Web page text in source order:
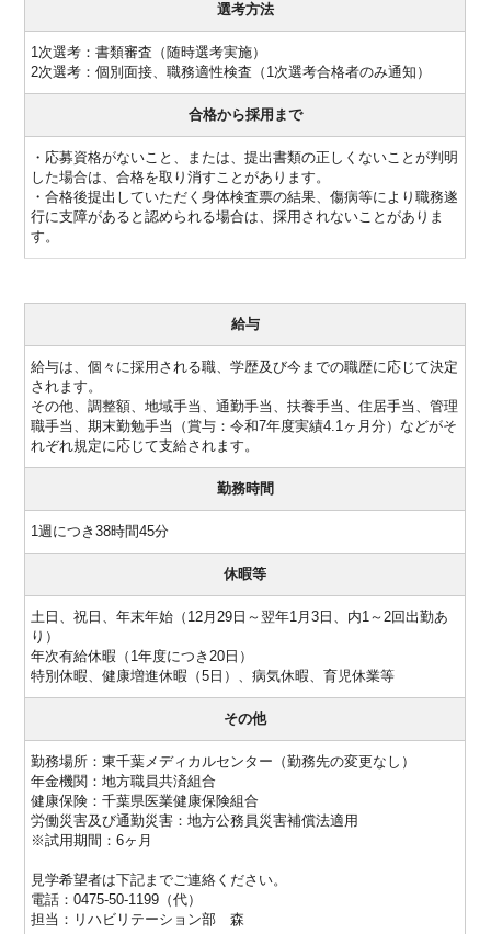
選考方法
1次選考：書類審査（随時選考実施）
2次選考：個別面接、職務適性検査（1次選考合格者のみ通知）
合格から採用まで
・応募資格がないこと、または、提出書類の正しくないことが判明
した場合は、合格を取り消すことがあります。
・合格後提出していただく身体検査票の結果、傷病等により職務遂
行に支障があると認められる場合は、採用されないことがありま
す。
給与
給与は、個々に採用される職、学歴及び今までの職歴に応じて決定
されます。
その他、調整額、地域手当、通勤手当、扶養手当、住居手当、管理
職手当、期末勤勉手当（賞与：令和7年度実績4.1ヶ月分）などがそ
れぞれ規定に応じて支給されます。
勤務時間
1週につき38時間45分
休暇等
土日、祝日、年末年始（12月29日～翌年1月3日、内1～2回出勤あ
り）
年次有給休暇（1年度につき20日）
特別休暇、健康増進休暇（5日）、病気休暇、育児休業等
その他
勤務場所：東千葉メディカルセンター（勤務先の変更なし）
年金機関：地方職員共済組合
健康保険：千葉県医業健康保険組合
労働災害及び通勤災害：地方公務員災害補償法適用
※試用期間：6ヶ月
見学希望者は下記までご連絡ください。
電話：0475-50-1199（代）
担当：リハビリテーション部 森